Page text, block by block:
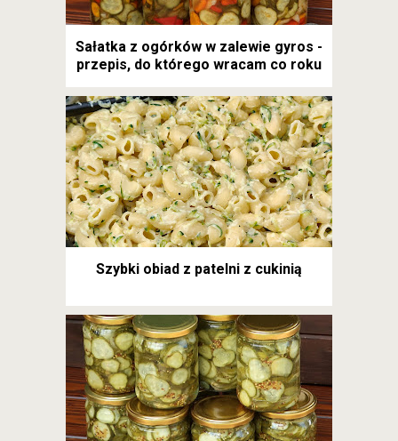
Sałatka z ogórków w zalewie gyros -
przepis, do którego wracam co roku
Szybki obiad z patelni z cukinią